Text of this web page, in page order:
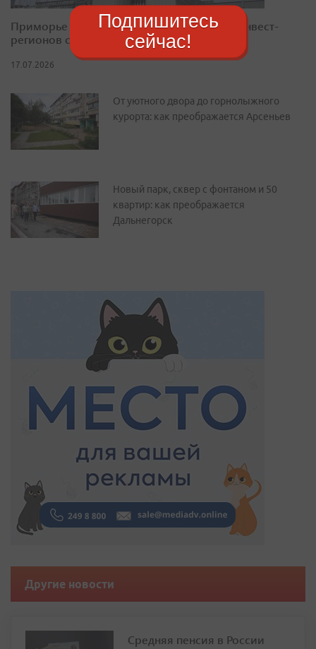
Приморье закрепилось в десятке лучших инвест-
регионов страны
17.07.2026
От уютного двора до горнолыжного
курорта: как преображается Арсеньев
Новый парк, сквер с фонтаном и 50
квартир: как преображается
Дальнегорск
Другие новости
Средняя пенсия в России
Подпишитесь
сейчас!